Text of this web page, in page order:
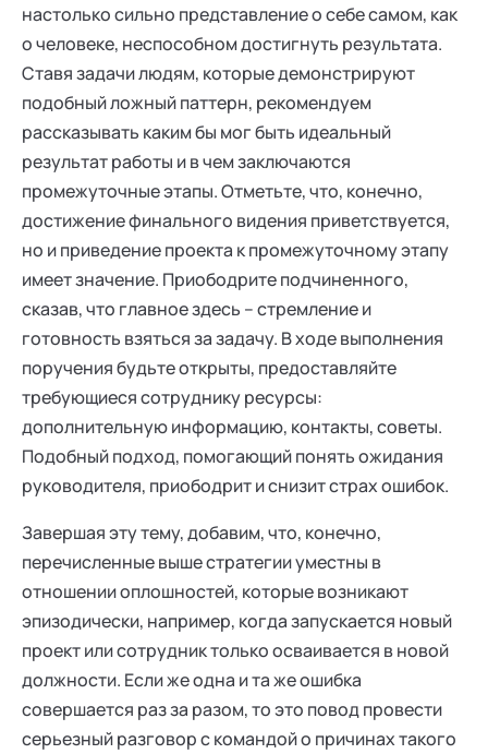
настолько сильно представление о себе самом, как
о человеке, неспособном достигнуть результата.
Ставя задачи людям, которые демонстрируют
подобный ложный паттерн, рекомендуем
рассказывать каким бы мог быть идеальный
результат работы и в чем заключаются
промежуточные этапы. Отметьте, что, конечно,
достижение финального видения приветствуется,
но и приведение проекта к промежуточному этапу
имеет значение. Приободрите подчиненного,
сказав, что главное здесь – стремление и
готовность взяться за задачу. В ходе выполнения
поручения будьте открыты, предоставляйте
требующиеся сотруднику ресурсы:
дополнительную информацию, контакты, советы.
Подобный подход, помогающий понять ожидания
руководителя, приободрит и снизит страх ошибок.
Завершая эту тему, добавим, что, конечно,
перечисленные выше стратегии уместны в
отношении оплошностей, которые возникают
эпизодически, например, когда запускается новый
проект или сотрудник только осваивается в новой
должности. Если же одна и та же ошибка
совершается раз за разом, то это повод провести
серьезный разговор с командой о причинах такого